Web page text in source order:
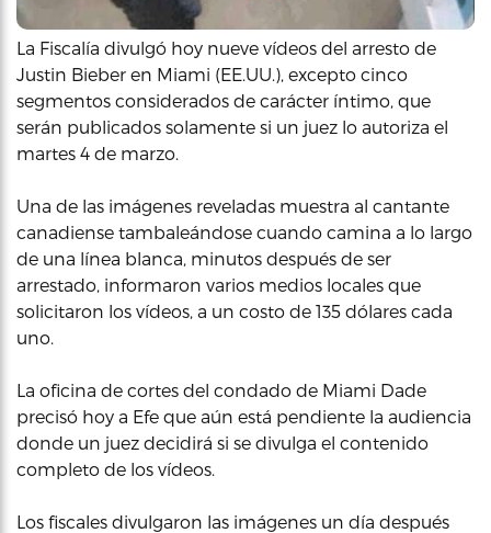
La Fiscalía divulgó hoy nueve vídeos del arresto de
Justin Bieber en Miami (EE.UU.), excepto cinco
segmentos considerados de carácter íntimo, que
serán publicados solamente si un juez lo autoriza el
martes 4 de marzo.
Una de las imágenes reveladas muestra al cantante
canadiense tambaleándose cuando camina a lo largo
de una línea blanca, minutos después de ser
arrestado, informaron varios medios locales que
solicitaron los vídeos, a un costo de 135 dólares cada
uno.
La oficina de cortes del condado de Miami Dade
precisó hoy a Efe que aún está pendiente la audiencia
donde un juez decidirá si se divulga el contenido
completo de los vídeos.
Los fiscales divulgaron las imágenes un día después